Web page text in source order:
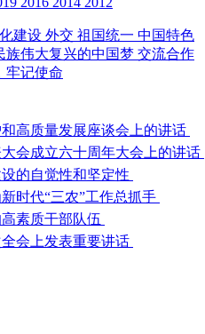
建设 外交 祖国统一 中国特色
族伟大复兴的中国梦 交流合作
牢记使命
高质量发展座谈会上的讲话
会成立六十周年大会上的讲话
的自觉性和坚定性
时代“三农”工作总抓手
素质干部队伍
会上发表重要讲话